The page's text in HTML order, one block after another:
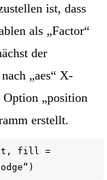
ist, dass
als „Factor“
der
„aes“ X-
„position
erstellt.
fill =